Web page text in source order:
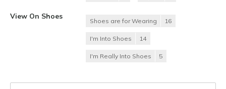
View On Shoes
Shoes are for Wearing 16
I'm Into Shoes 14
I'm Really Into Shoes 5